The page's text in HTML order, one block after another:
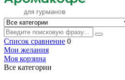
Список сравнение 0
Мои желания
Моя корзина
Все категории